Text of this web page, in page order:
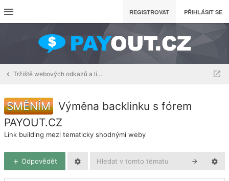
REGISTROVAT PŘIHLÁSIT SE
Tržiště webových odkazů a linkbuildingu
SMĚNÍM Výměna backlinku s fórem
PAYOUT.CZ
Link building mezi tematicky shodnými weby
Odpovědět